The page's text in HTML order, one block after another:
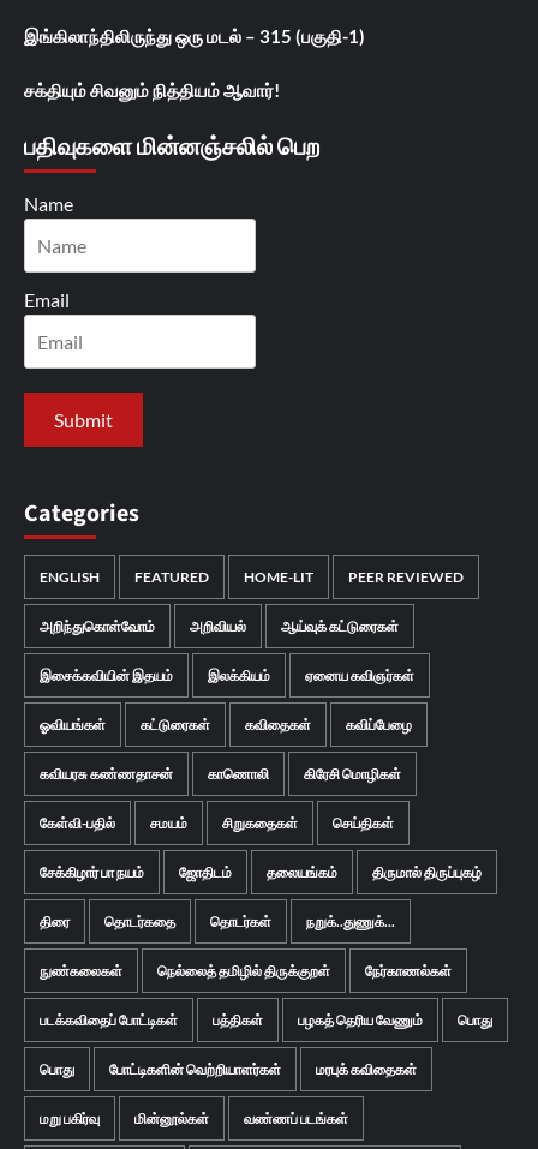
இங்கிலாந்திலிருந்து ஒரு மடல் – 315 (பகுதி-1)
சக்தியும் சிவனும் நித்தியம் ஆவார்!
பதிவுகளை மின்னஞ்சலில் பெற
Name
Email
Categories
ENGLISH FEATURED HOME-LIT PEER REVIEWED
அறிந்துகொள்வோம் அறிவியல் ஆய்வுக் கட்டுரைகள்
இசைக்கவியின் இதயம் இலக்கியம் ஏனைய கவிஞர்கள்
ஓவியங்கள் கட்டுரைகள் கவிதைகள் கவிப்பேழை
கவியரசு கண்ணதாசன் காணொலி கிரேசி மொழிகள்
கேள்வி-பதில் சமயம் சிறுகதைகள் செய்திகள்
சேக்கிழார் பா நயம் ஜோதிடம் தலையங்கம் திருமால் திருப்புகழ்
திரை தொடர்கதை தொடர்கள் நறுக்..துணுக்...
நுண்கலைகள் நெல்லைத் தமிழில் திருக்குறள் நேர்காணல்கள்
படக்கவிதைப் போட்டிகள் பத்திகள் பழகத் தெரிய வேணும் பொது
பொது போட்டிகளின் வெற்றியாளர்கள் மரபுக் கவிதைகள்
மறு பகிர்வு மின்னூல்கள் வண்ணப் படங்கள்